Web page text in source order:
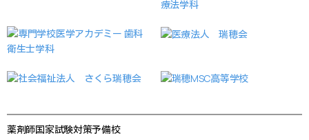
薬剤師国家試験対策予備校